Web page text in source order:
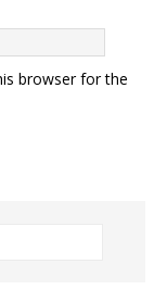
browser for the